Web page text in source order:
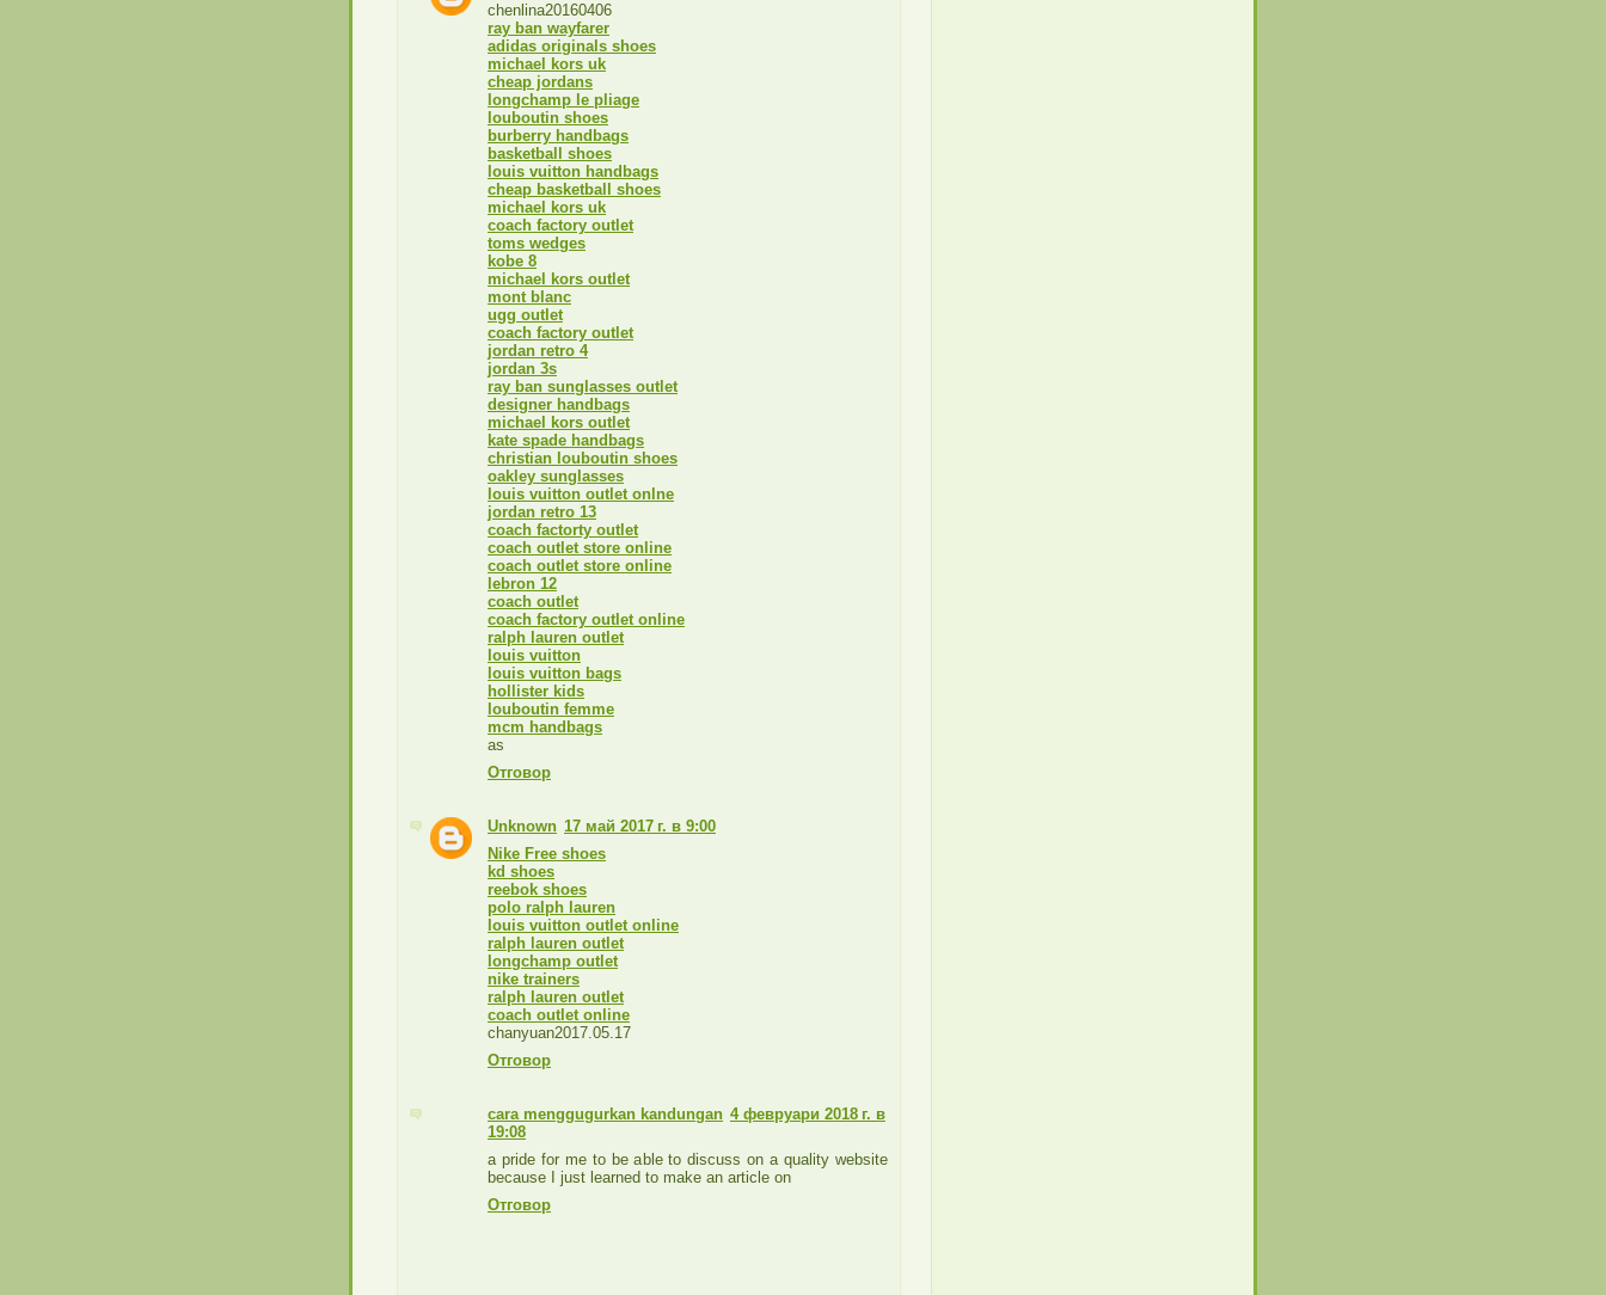
chenlina20160406
ray ban wayfarer
adidas originals shoes
michael kors uk
cheap jordans
longchamp le pliage
louboutin shoes
burberry handbags
basketball shoes
louis vuitton handbags
cheap basketball shoes
michael kors uk
coach factory outlet
toms wedges
kobe 8
michael kors outlet
mont blanc
ugg outlet
coach factory outlet
jordan retro 4
jordan 3s
ray ban sunglasses outlet
designer handbags
michael kors outlet
kate spade handbags
christian louboutin shoes
oakley sunglasses
louis vuitton outlet onlne
jordan retro 13
coach factorty outlet
coach outlet store online
coach outlet store online
lebron 12
coach outlet
coach factory outlet online
ralph lauren outlet
louis vuitton
louis vuitton bags
hollister kids
louboutin femme
mcm handbags
as
Отговор
Unknown 17 май 2017 г. в 9:00
Nike Free shoes
kd shoes
reebok shoes
polo ralph lauren
louis vuitton outlet online
ralph lauren outlet
longchamp outlet
nike trainers
ralph lauren outlet
coach outlet online
chanyuan2017.05.17
Отговор
cara menggugurkan kandungan 4 февруари 2018 г. в
19:08
a pride for me to be able to discuss on a quality website
because I just learned to make an article on
Отговор